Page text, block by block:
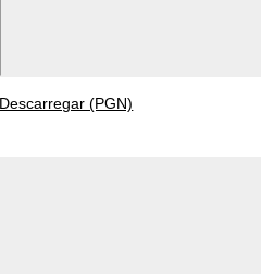
Descarregar (PGN)